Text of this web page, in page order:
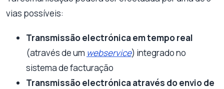
vias possíveis:
Transmissão electrónica em tempo real
(através de um webservice) integrado no
sistema de facturação
Transmissão electrónica através do envio de